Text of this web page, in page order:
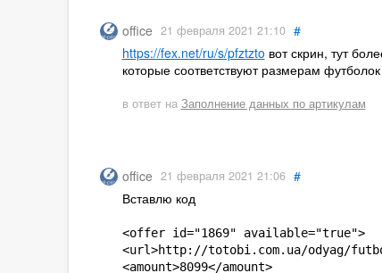
office 21 февраля 2021 21:10 #
https://fex.net/ru/s/pfztzto вот скрин, тут
которые соответствуют размерам футболок
в ответ на Заполнение данных по артикулам
office 21 февраля 2021 21:06 #
Вставлю код
<offer id="1869" available="true">
<url>http://totobi.com.ua/odyag/
<amount>8099</amount>